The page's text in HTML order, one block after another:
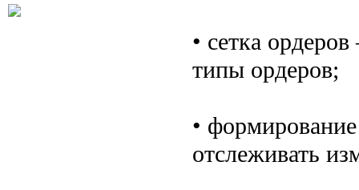
• сетка
типы ордеров;
•
отслеживать